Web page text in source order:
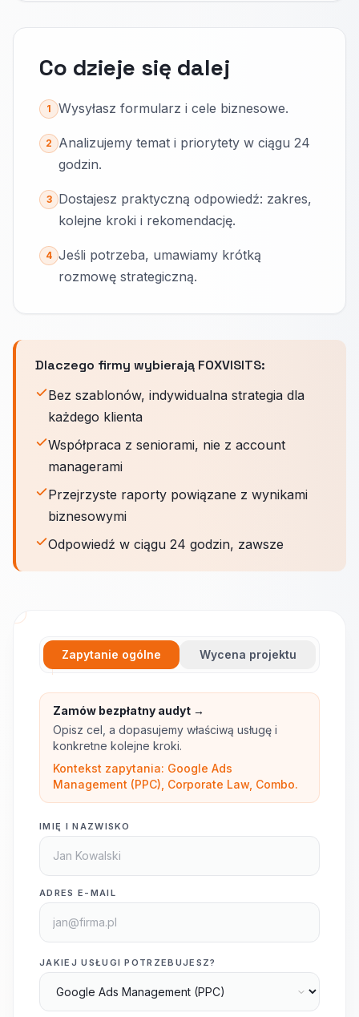
Co dzieje się dalej
1 Wysyłasz formularz i cele biznesowe.
2
Analizujemy temat i priorytety w ciągu 24
godzin.
3
Dostajesz praktyczną odpowiedź: zakres,
kolejne kroki i rekomendację.
4 Jeśli potrzeba, umawiamy krótką
rozmowę strategiczną.
Dlaczego firmy wybierają FOXVISITS:
Bez szablonów, indywidualna strategia dla
każdego klienta
Współpraca z seniorami, nie z account
managerami
Przejrzyste raporty powiązane z wynikami
biznesowymi
Odpowiedź w ciągu 24 godzin, zawsze
Zapytanie ogólne Wycena projektu
Zamów bezpłatny audyt →
Opisz cel, a dopasujemy właściwą usługę i
konkretne kolejne kroki.
Kontekst zapytania: Google Ads
Management (PPC), Corporate Law, Combo.
IMIĘ I NAZWISKO
ADRES E-MAIL
JAKIEJ USŁUGI POTRZEBUJESZ?